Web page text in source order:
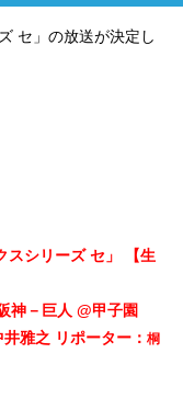
セ」の放送が決定し
スシリーズ セ」 【生
人 @甲子園
リポーター： 桐